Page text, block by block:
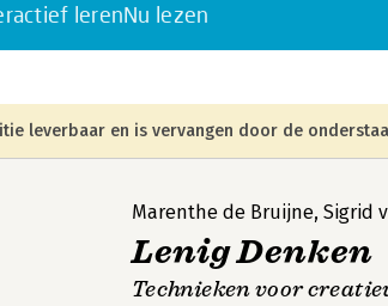
lerenNu lezen
leverbaar en is vervangen door de
Marenthe de Bruijne, Sigrid
Lenig Denken
Technieken voor